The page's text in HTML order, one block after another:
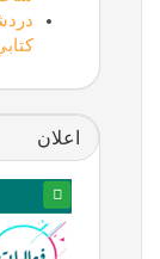
اعلان